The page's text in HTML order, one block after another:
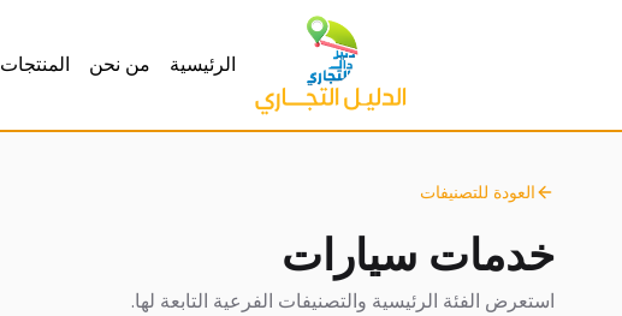
الرئيسية من نحن المنتجات
العودة للتصنيفات
خدمات سيارات
استعرض الفئة الرئيسية والتصنيفات الفرعية التابعة لها.